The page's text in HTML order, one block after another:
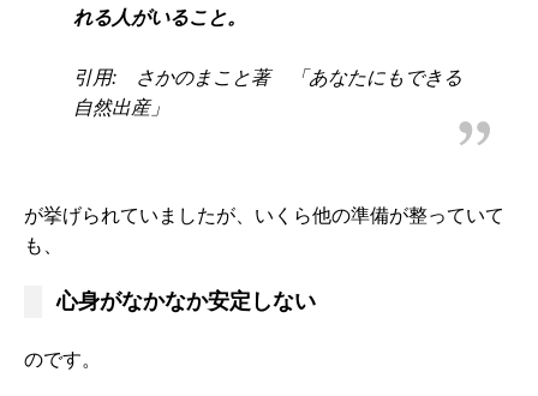
れる人がいること。
引用: さかのまこと著 「あなたにもできる
自然出産」
が挙げられていましたが、いくら他の準備が整っていて
も、
心身がなかなか安定しない
のです。